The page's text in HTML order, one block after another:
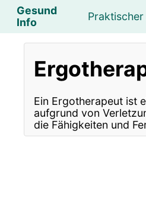
Gesund
Info
Ein Ergotherapeut ist
aufgrund von
die Fähigkeiten und